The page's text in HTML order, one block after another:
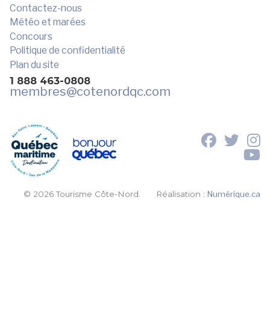
Contactez-nous
Météo et marées
Concours
Politique de confidentialité
Plan du site
1 888 463-0808
membres@cotenordqc.com
© 2026 Tourisme Côte-Nord. Réalisation :Numérique.ca